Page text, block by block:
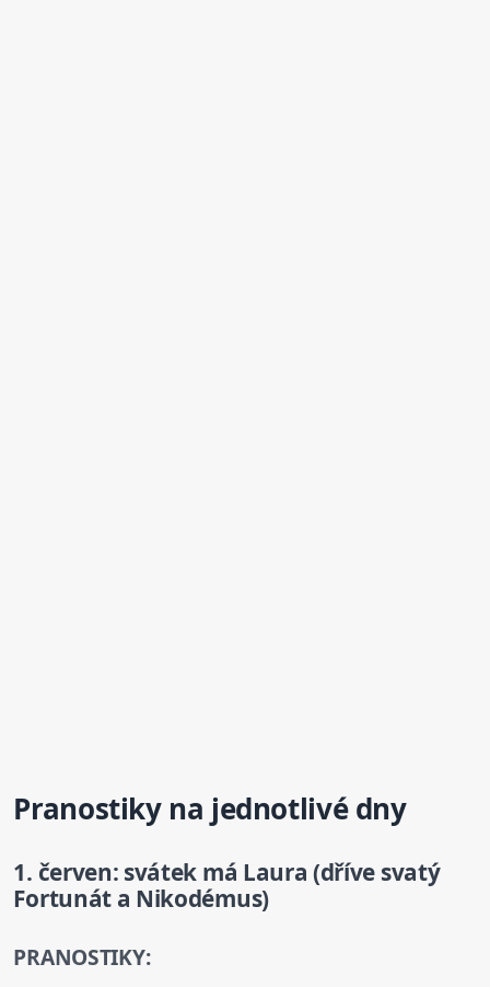
Pranostiky na jednotlivé dny
1. červen: svátek má Laura (dříve svatý
Fortunát a Nikodémus)
PRANOSTIKY: